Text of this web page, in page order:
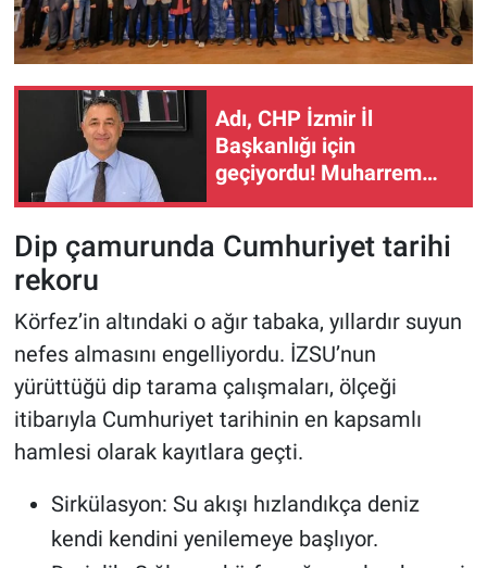
Adı, CHP İzmir İl
Başkanlığı için
geçiyordu! Muharrem
Dip çamurunda Cumhuriyet tarihi
rekoru
Körfez’in altındaki o ağır tabaka, yıllardır suyun
nefes almasını engelliyordu. İZSU’nun
yürüttüğü dip tarama çalışmaları, ölçeği
itibarıyla Cumhuriyet tarihinin en kapsamlı
hamlesi olarak kayıtlara geçti.
Sirkülasyon: Su akışı hızlandıkça deniz
kendi kendini yenilemeye başlıyor.